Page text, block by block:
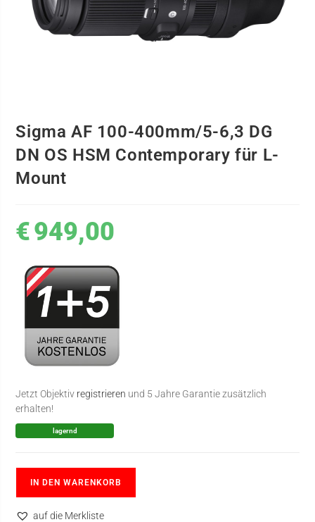
Sigma AF 100-400mm/5-6,3 DG
DN OS HSM Contemporary für L-
Mount
€949,00
Jetzt Objektiv registrieren und 5 Jahre Garantie zusätzlich
erhalten!
lagernd
IN DEN WARENKORB
auf die Merkliste